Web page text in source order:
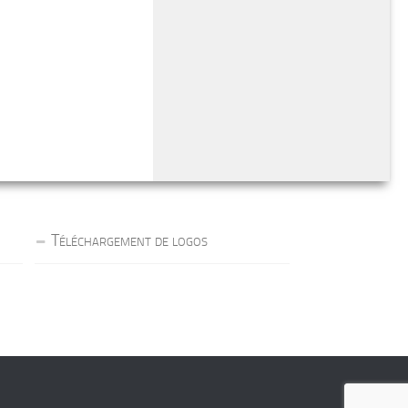
Téléchargement de logos